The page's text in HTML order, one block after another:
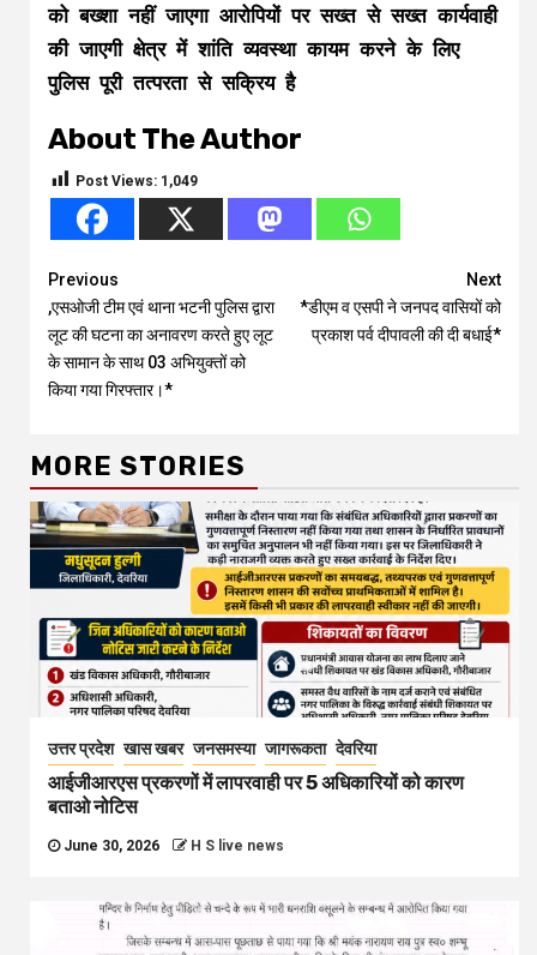
को बख्शा नहीं जाएगा आरोपियों पर सख्त से सख्त कार्यवाही
की जाएगी क्षेत्र में शांति व्यवस्था कायम करने के लिए
पुलिस पूरी तत्परता से सक्रिय है
About The Author
Post Views: 1,049
Continue
Reading
Previous
,एसओजी टीम एवं थाना भटनी पुलिस द्वारा
लूट की घटना का अनावरण करते हुए लूट
के सामान के साथ 03 अभियुक्तों को
किया गया गिरफ्तार।*
Next
*डीएम व एसपी ने जनपद वासियों को
प्रकाश पर्व दीपावली की दी बधाई*
MORE STORIES
उत्तर प्रदेश खास खबर जनसमस्या जागरूकता देवरिया
आईजीआरएस प्रकरणों में लापरवाही पर 5 अधिकारियों को कारण
बताओ नोटिस
June 30, 2026 H S live news